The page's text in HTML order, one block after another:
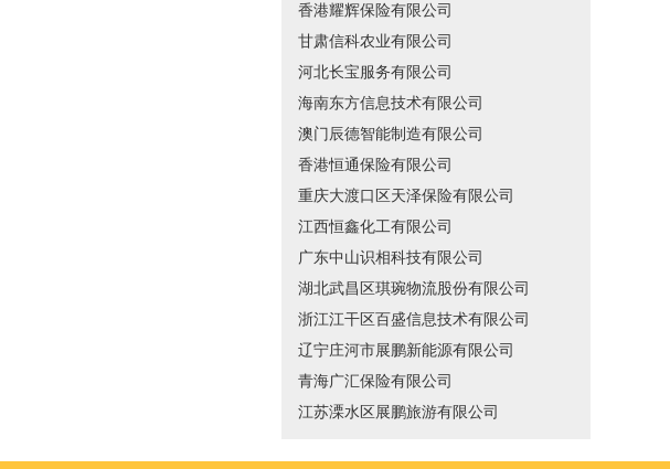
香港耀辉保险有限公司
甘肃信科农业有限公司
河北长宝服务有限公司
海南东方信息技术有限公司
澳门辰德智能制造有限公司
香港恒通保险有限公司
重庆大渡口区天泽保险有限公司
江西恒鑫化工有限公司
广东中山识相科技有限公司
湖北武昌区琪琬物流股份有限公司
浙江江干区百盛信息技术有限公司
辽宁庄河市展鹏新能源有限公司
青海广汇保险有限公司
江苏溧水区展鹏旅游有限公司